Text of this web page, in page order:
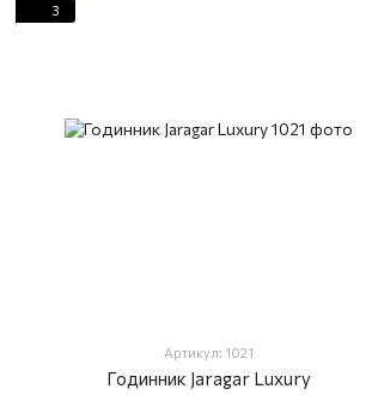
3
Артикул: 1021
Годинник Jaragar Luxury